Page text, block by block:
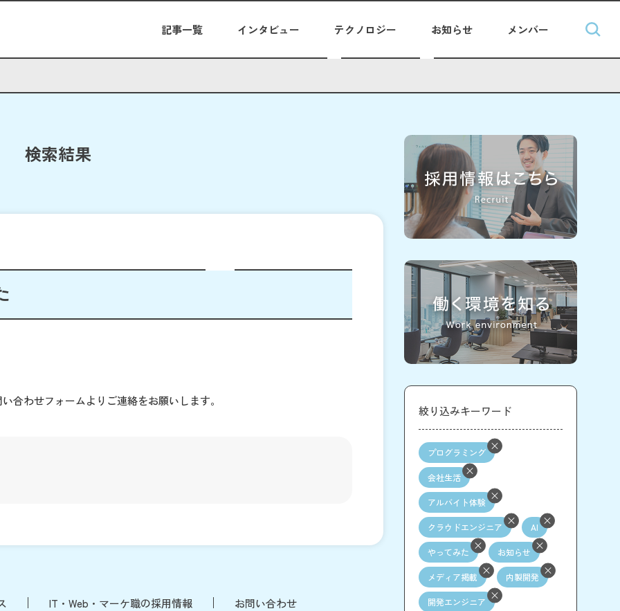
記事一覧 インタビュー テクノロジー お知らせ メンバー
検索結果
合わせフォームよりご連絡をお願いします。
IT・Web・マーケ職の採用情報 お問い合わせ
絞り込みキーワード
プログラミング
会社生活
アルバイト体験
クラウドエンジニア AI
やってみた お知らせ
メディア掲載 内製開発
開発エンジニア